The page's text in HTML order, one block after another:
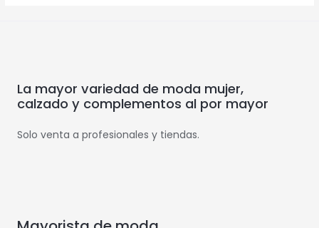
La mayor variedad de moda mujer,
calzado y complementos al por mayor
Solo venta a profesionales y tiendas.